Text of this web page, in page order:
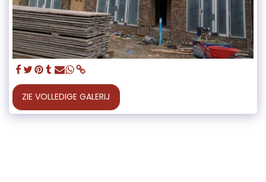
ZIE VOLLEDIGE GALERIJ